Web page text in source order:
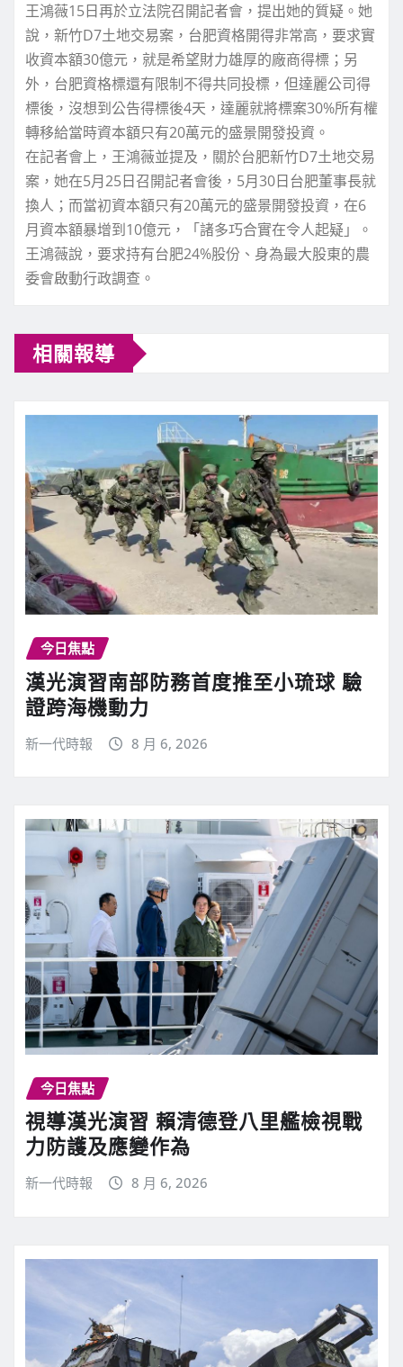
王鴻薇15日再於立法院召開記者會，提出她的質疑。她
說，新竹D7土地交易案，台肥資格開得非常高，要求實
收資本額30億元，就是希望財力雄厚的廠商得標；另
外，台肥資格標還有限制不得共同投標，但達麗公司得
標後，沒想到公告得標後4天，達麗就將標案30%所有權
轉移給當時資本額只有20萬元的盛景開發投資。
在記者會上，王鴻薇並提及，關於台肥新竹D7土地交易
案，她在5月25日召開記者會後，5月30日台肥董事長就
換人；而當初資本額只有20萬元的盛景開發投資，在6
月資本額暴增到10億元，「諸多巧合實在令人起疑」。
王鴻薇說，要求持有台肥24%股份、身為最大股東的農
委會啟動行政調查。
相關報導
今日焦點
漢光演習南部防務首度推至小琉球 驗
證跨海機動力
新一代時報 8 月 6, 2026
今日焦點
視導漢光演習 賴清德登八里艦檢視戰
力防護及應變作為
新一代時報 8 月 6, 2026